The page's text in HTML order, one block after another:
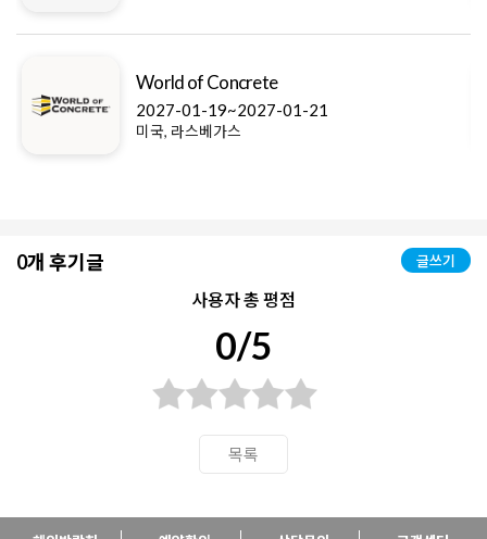
World of Concrete
2027-01-19~2027-01-21
미국, 라스베가스
0개 후기글 글쓰기
사용자 총 평점
0/5
목록